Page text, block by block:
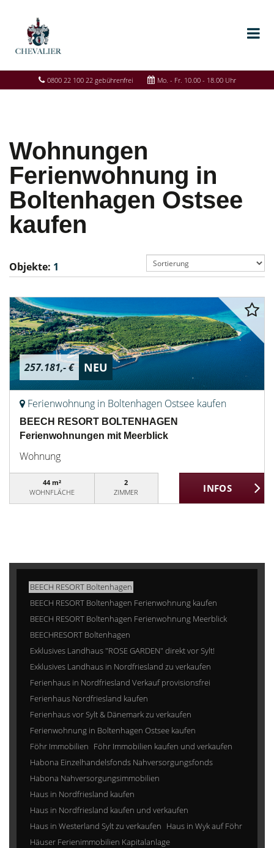
0800 22 100 22 gebührenfrei Mo. - Fr. 10.00 - 18.00 Uhr
Wohnungen
Ferienwohnung in
Boltenhagen Ostsee
kaufen
Objekte: 1
257.181,- € NEU
Ferienwohnung in Boltenhagen Ostsee kaufen
BEECH RESORT BOLTENHAGEN
Ferienwohnungen mit Meerblick
Wohnung
44 m²
WOHNFLÄCHE
2
ZIMMER
BEECH RESORT Boltenhagen
BEECH RESORT Boltenhagen Ferienwohnung kaufen
BEECH RESORT Boltenhagen Ferienwohnung Meerblick
BEECHRESORT Boltenhagen
Exklusives Landhaus "ROSE GARDEN" direkt vor Sylt!
Exklusives Landhaus in Nordfriesland zu verkaufen
Ferienhaus in Nordfriesland Verkauf provisionsfrei
Ferienhaus Nordfriesland kaufen
Ferienhaus vor Sylt & Dänemark zu verkaufen
Ferienwohnung in Boltenhagen Ostsee kaufen
Föhr Immobilien Föhr Immobilien kaufen und verkaufen
Habona Einzelhandelsfonds Nahversorgungsfonds
Habona Nahversorgungsimmobilien
Haus in Nordfriesland kaufen
Haus in Nordfriesland kaufen und verkaufen
Haus in Westerland Sylt zu verkaufen Haus in Wyk auf Föhr
Häuser Ferienimmobilien Kapitalanlage